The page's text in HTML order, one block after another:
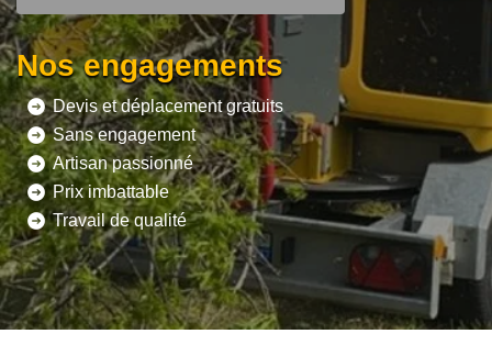
Nos engagements
Devis et déplacement gratuits
Sans engagement
Artisan passionné
Prix imbattable
Travail de qualité